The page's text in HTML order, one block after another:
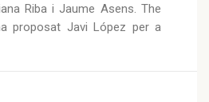
Riba i Jaume Asens. The
proposat Javi López per a